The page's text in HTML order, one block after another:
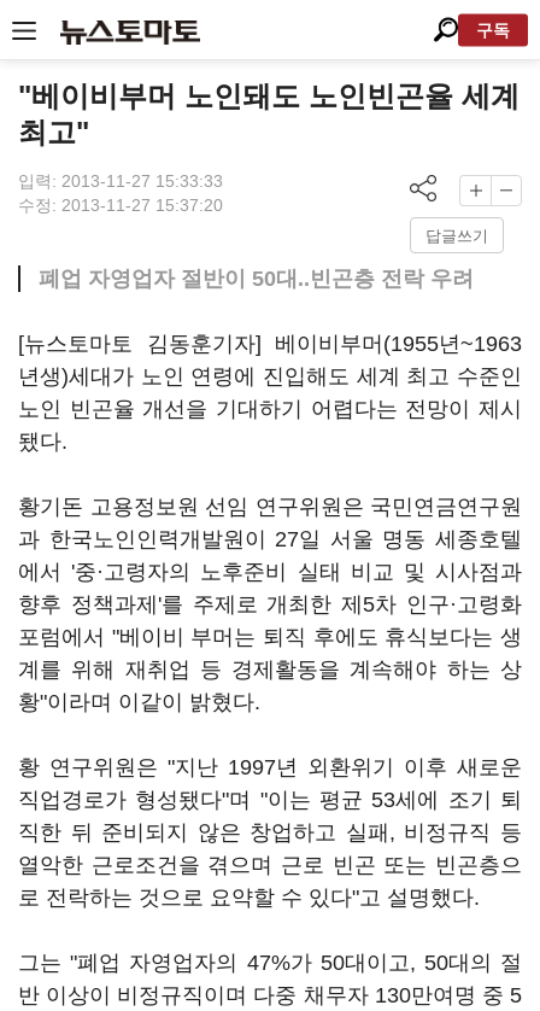
구독
"베이비부머 노인돼도 노인빈곤율 세계
최고"
입력: 2013-11-27 15:33:33
수정: 2013-11-27 15:37:20
답글쓰기
폐업 자영업자 절반이 50대..빈곤층 전락 우려
[뉴스토마토 김동훈기자] 베이비부머(1955년~1963
년생)세대가 노인 연령에 진입해도 세계 최고 수준인
노인 빈곤율 개선을 기대하기 어렵다는 전망이 제시
됐다.
황기돈 고용정보원 선임 연구위원은 국민연금연구원
과 한국노인인력개발원이 27일 서울 명동 세종호텔
에서 '중·고령자의 노후준비 실태 비교 및 시사점과
향후 정책과제'를 주제로 개최한 제5차 인구·고령화
포럼에서 "베이비 부머는 퇴직 후에도 휴식보다는 생
계를 위해 재취업 등 경제활동을 계속해야 하는 상
황"이라며 이같이 밝혔다.
황 연구위원은 "지난 1997년 외환위기 이후 새로운
직업경로가 형성됐다"며 "이는 평균 53세에 조기 퇴
직한 뒤 준비되지 않은 창업하고 실패, 비정규직 등
열악한 근로조건을 겪으며 근로 빈곤 또는 빈곤층으
로 전락하는 것으로 요약할 수 있다"고 설명했다.
그는 "폐업 자영업자의 47%가 50대이고, 50대의 절
반 이상이 비정규직이며 다중 채무자 130만여명 중 5